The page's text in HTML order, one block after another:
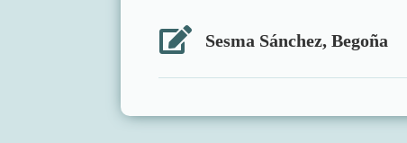
 Sesma Sánchez, Begoña